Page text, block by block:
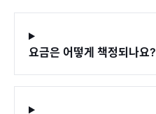
요금은 어떻게 책정되나요?